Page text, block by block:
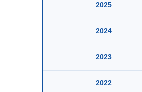
2025
2024
2023
2022